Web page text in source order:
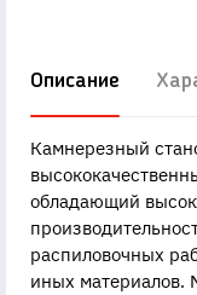
Описание
Камнерезный
обладающий
распиловочных
иных материалов.